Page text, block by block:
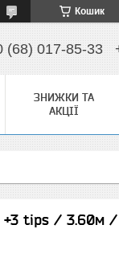
Кошик
(68) 017-85-33
ЗНИЖКИ ТА
АКЦІЇ
+3 tips / 3.60м